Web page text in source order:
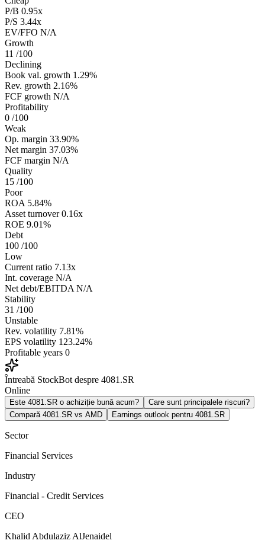
P/B 0.95x
P/S 3.44x
EV/FFO N/A
Growth
11 /100
Declining
Book val. growth 1.29%
Rev. growth 2.16%
FCF growth N/A
Profitability
0 /100
Weak
Op. margin 33.90%
Net margin 37.03%
FCF margin N/A
Quality
15 /100
Poor
ROA 5.84%
Asset turnover 0.16x
ROE 9.01%
Debt
100 /100
Low
Current ratio 7.13x
Int. coverage N/A
Net debt/EBITDA N/A
Stability
31 /100
Unstable
Rev. volatility 7.81%
EPS volatility 123.24%
Profitable years 0
Întreabă StockBot despre 4081.SR
Online
Este 4081.SR o achiziție bună acum?
Care sunt principalele riscuri?
Compară 4081.SR vs AMD
Earnings outlook pentru 4081.SR
Sector
Financial Services
Industry
Financial - Credit Services
CEO
Khalid Abdulaziz AlJenaidel